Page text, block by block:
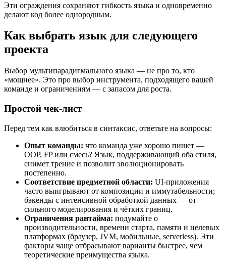
Эти ограждения сохраняют гибкость языка и одновременно
делают код более однородным.
Как выбрать язык для следующего
проекта
Выбор мультипарадигмального языка — не про то, кто
«мощнее». Это про выбор инструмента, подходящего вашей
команде и ограничениям — с запасом для роста.
Простой чек-лист
Перед тем как влюбиться в синтаксис, ответьте на вопросы:
Опыт команды: что команда уже хорошо пишет —
OOP, FP или смесь? Язык, поддерживающий оба стиля,
снимет трение и позволит эволюционировать
постепенно.
Соответствие предметной области: UI-приложения
часто выигрывают от композиции и иммутабельности;
бэкенды с интенсивной обработкой данных — от
сильного моделирования и чётких границ.
Ограничения рантайма: подумайте о
производительности, времени старта, памяти и целевых
платформах (браузер, JVM, мобильные, serverless). Эти
факторы чаще отбрасывают варианты быстрее, чем
теоретические преимущества языка.